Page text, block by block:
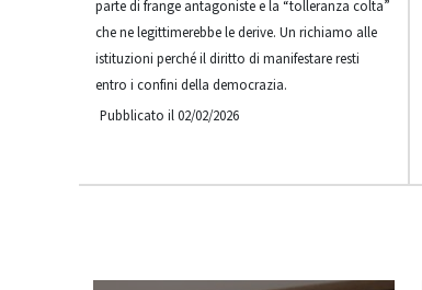
parte di frange antagoniste e la “tolleranza colta”
che ne legittimerebbe le derive. Un richiamo alle
istituzioni perché il diritto di manifestare resti
entro i confini della democrazia.
Pubblicato il 02/02/2026